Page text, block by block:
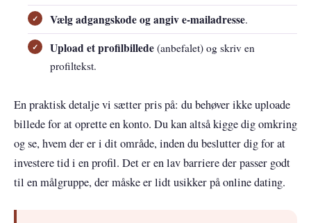
Vælg adgangskode og angiv e-mailadresse.
Upload et profilbillede (anbefalet) og skriv en
profiltekst.
En praktisk detalje vi sætter pris på: du behøver ikke uploade
billede for at oprette en konto. Du kan altså kigge dig omkring
og se, hvem der er i dit område, inden du beslutter dig for at
investere tid i en profil. Det er en lav barriere der passer godt
til en målgruppe, der måske er lidt usikker på online dating.